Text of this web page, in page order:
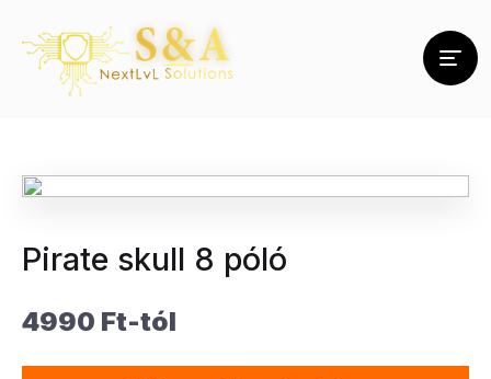
Pirate skull 8 póló
4990 Ft-tól